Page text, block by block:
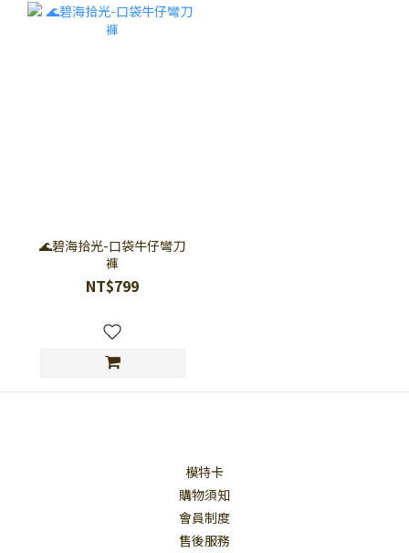
🌊碧海拾光-口袋牛仔彎刀
褲
NT$799
模特卡
購物須知
會員制度
售後服務